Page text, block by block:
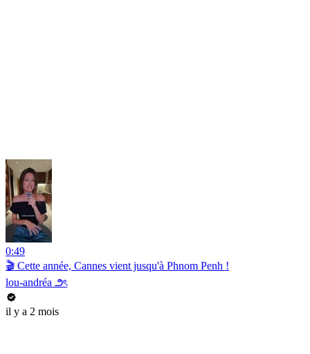
0:49
🎬 Cette année, Cannes vient jusqu'à Phnom Penh !
lou-andréa ౨ৎ
il y a 2 mois